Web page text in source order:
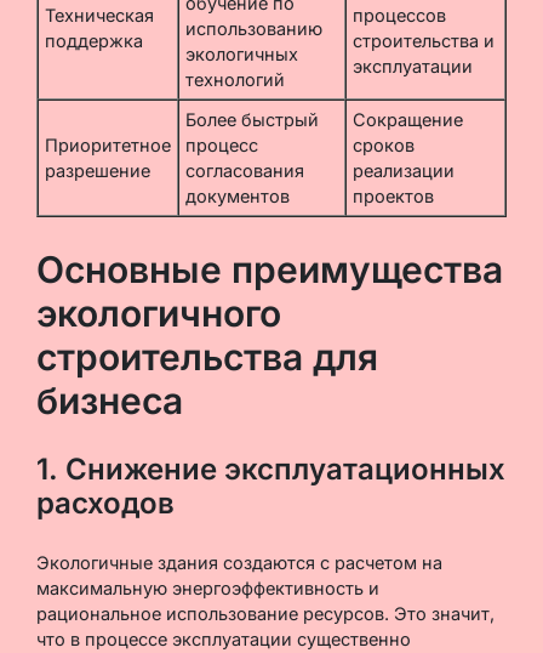
Техническая
поддержка
использованию
экологичных
технологий
процессов
строительства и
эксплуатации
Приоритетное
разрешение
Более быстрый
процесс
согласования
документов
Сокращение
сроков
реализации
проектов
Основные преимущества
экологичного
строительства для
бизнеса
1. Снижение эксплуатационных
расходов
Экологичные здания создаются с расчетом на
максимальную энергоэффективность и
рациональное использование ресурсов. Это значит,
что в процессе эксплуатации существенно